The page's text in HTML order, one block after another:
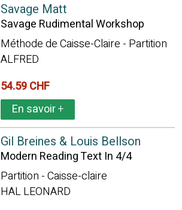
Savage Matt
Savage Rudimental Workshop
Méthode de Caisse-Claire - Partition
ALFRED
54.59 CHF
En savoir+
Gil Breines & Louis Bellson
Modern Reading Text In 4/4
Partition - Caisse-claire
HAL LEONARD